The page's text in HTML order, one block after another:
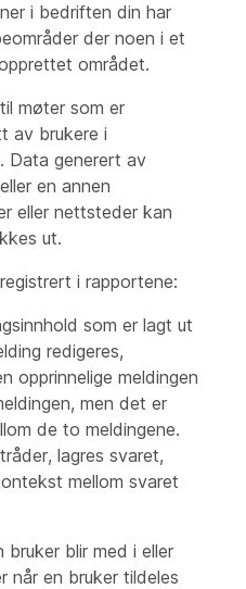
i bedriften din har
der noen i et
området.
møter som er
av brukere i
Data generert av
en annen
eller nettsteder kan
ut.
i rapportene:
som er lagt ut
redigeres,
opprinnelige meldingen
men det er
de to meldingene.
lagres svaret,
mellom svaret
bruker blir med i eller
når en bruker tildeles